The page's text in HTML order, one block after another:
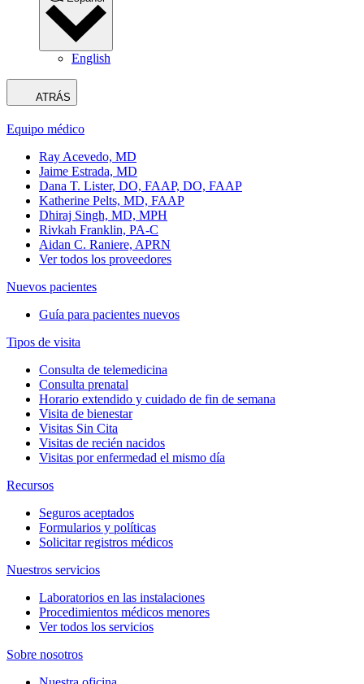
English
ATRÁS
Equipo médico
Ray Acevedo, MD
Jaime Estrada, MD
Dana T. Lister, DO, FAAP, DO, FAAP
Katherine Pelts, MD, FAAP
Dhiraj Singh, MD, MPH
Rivkah Franklin, PA-C
Aidan C. Raniere, APRN
Ver todos los proveedores
Nuevos pacientes
Guía para pacientes nuevos
Tipos de visita
Consulta de telemedicina
Consulta prenatal
Horario extendido y cuidado de fin de semana
Visita de bienestar
Visitas Sin Cita
Visitas de recién nacidos
Visitas por enfermedad el mismo día
Recursos
Seguros aceptados
Formularios y políticas
Solicitar registros médicos
Nuestros servicios
Laboratorios en las instalaciones
Procedimientos médicos menores
Ver todos los servicios
Sobre nosotros